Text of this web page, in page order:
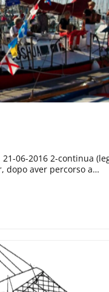
06-2016 2-continua
dopo aver percorso a…